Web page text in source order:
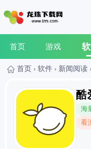
首页 游戏
首页 › 软件 › 新闻阅读 ›
酷
海
看